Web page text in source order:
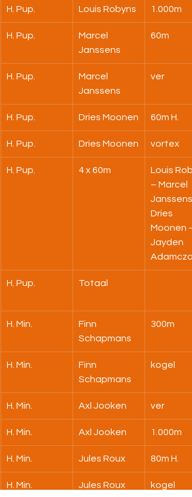
H. Pup. Louis Robyns 1.000m
H. Pup.
Marcel
Janssens
60m
H. Pup.
Marcel
Janssens
ver
H. Pup. Dries Moonen 60m H.
H. Pup. Dries Moonen vortex
H. Pup. 4 x 60m
Louis
– Marcel
Janssens
Dries
Moonen –
Jayden
H. Pup. Totaal
H. Min.
Finn
Schapmans
300m
H. Min.
Finn
Schapmans
kogel
H. Min. Axl Jooken ver
H. Min. Axl Jooken 1.000m
H. Min. Jules Roux 80m H.
H. Min. Jules Roux kogel